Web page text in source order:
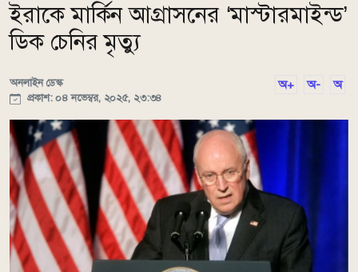
ইরাকে মার্কিন আগ্রাসনের ‘মাস্টারমাইন্ড’
ডিক চেনির মৃত্যু
অনলাইন ডেস্ক
প্রকাশ: ০৪ নভেম্বর, ২০২৫, ২৩:৩৪
অ+ অ- অ